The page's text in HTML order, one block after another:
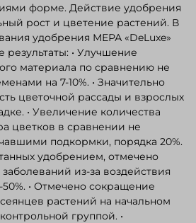
форме. Действие удобрения
рост и цветение растений. В
удобрения МЕРА «DeLuxe»
• Улучшение
материала по сравнению не
на 7-10%. • Значительно
цветочной рассады и взрослых
• Увеличение количества
цветков в сравнении не
подкормки, порядка 20%.
удобрением, отмечено
из-за воздействия
• Отмечено сокращение
растений на начальном
группой. •